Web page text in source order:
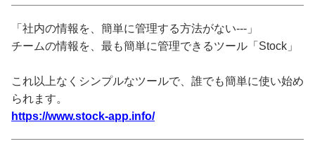
「社内の情報を、簡単に管理する方法がない---」
チームの情報を、最も簡単に管理できるツール「Stock」
これ以上なくシンプルなツールで、誰でも簡単に使い始め
られます。
https://www.stock-app.info/